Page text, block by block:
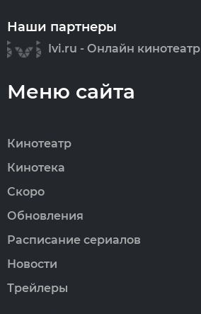
Наши партнеры
Ivi.ru - Онлайн кинотеатр
Меню сайта
Кинотеатр
Кинотека
Скоро
Обновления
Расписание сериалов
Новости
Трейлеры